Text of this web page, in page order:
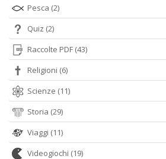
Pesca (2)
Quiz (2)
Raccolte PDF (43)
Religioni (6)
Scienze (11)
Storia (29)
Viaggi (11)
Videogiochi (19)